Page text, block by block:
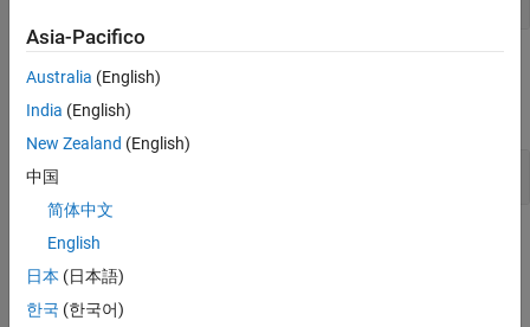
Examples
expand all
Tips
To get the object associated with the link destination
structure, use
Asia-Pacifico
Australia (English)
India (English)
New Zealand (English)
中国
简体中文
English
日本 (日本語)
한국 (한국어)